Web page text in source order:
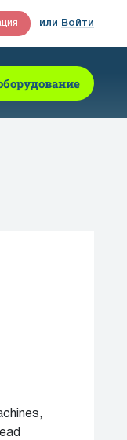
или Войти